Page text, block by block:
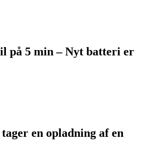
på 5 min – Nyt batteri er
en opladning af en